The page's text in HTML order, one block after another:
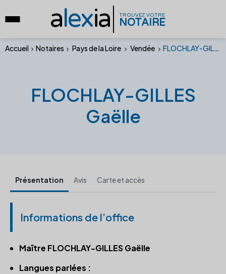
alexia TROUVEZ VOTRE
NOTAIRE
Accueil Notaires Pays de la Loire Vendée FLOCHLAY-GILLES Gaëlle
FLOCHLAY-GILLES
Gaëlle
Présentation Avis Carte et accès
Informations de l’office
Maître FLOCHLAY-GILLES Gaëlle
Langues parlées :